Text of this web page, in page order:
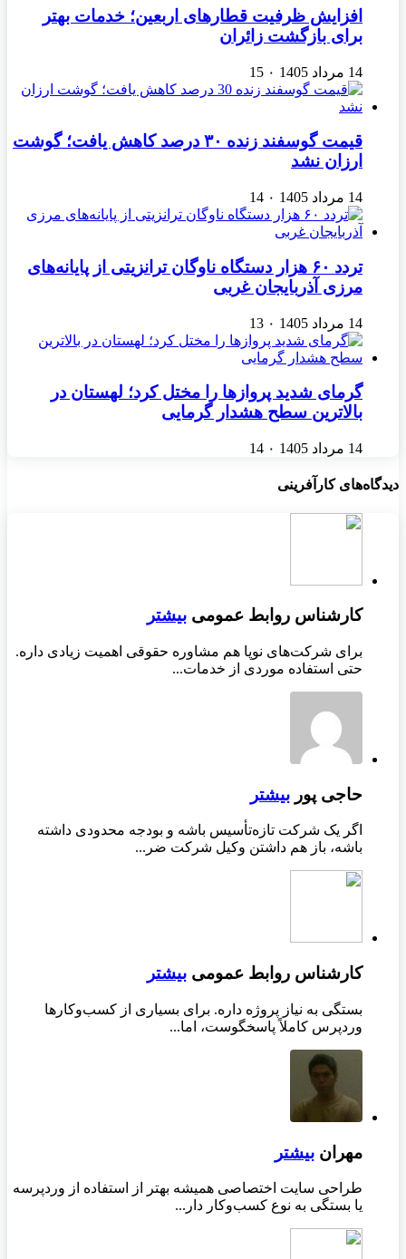
افزایش ظرفیت قطارهای اربعین؛ خدمات بهتر
برای بازگشت زائران
14 مرداد 1405 ۰ 15
قیمت گوسفند زنده ۳۰ درصد کاهش یافت؛ گوشت
ارزان نشد
14 مرداد 1405 ۰ 14
تردد ۶۰ هزار دستگاه ناوگان ترانزیتی از پایانه‌های
مرزی آذربایجان ‌غربی
14 مرداد 1405 ۰ 13
گرمای شدید پروازها را مختل کرد؛ لهستان در
بالاترین سطح هشدار گرمایی
14 مرداد 1405 ۰ 14
دیدگاه‌های کارآفرینی
کارشناس روابط عمومی بیشتر
برای شرکت‌های نوپا هم مشاوره حقوقی اهمیت زیادی داره.
حتی استفاده موردی از خدمات...
حاجی پور بیشتر
اگر یک شرکت تازه‌تأسیس باشه و بودجه محدودی داشته
باشه، باز هم داشتن وکیل شرکت ضر...
کارشناس روابط عمومی بیشتر
بستگی به نیاز پروژه داره. برای بسیاری از کسب‌وکارها
وردپرس کاملاً پاسخگوست، اما...
مهران بیشتر
طراحی سایت اختصاصی همیشه بهتر از استفاده از وردپرسه
یا بستگی به نوع کسب‌وکار دار...